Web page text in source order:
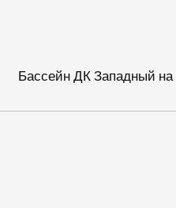
Бассейн ДК Западный на